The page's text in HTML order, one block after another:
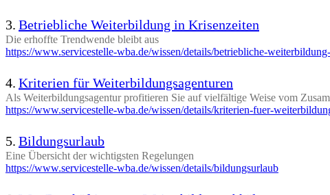
3. Betriebliche Weiterbildung in Krisenzeiten
Die erhoffte Trendwende bleibt aus
https://www.servicestelle-wba.de/wissen/details/betriebliche-
4. Kriterien für Weiterbildungsagenturen
Als Weiterbildungsagentur profitieren Sie auf vielfältige Weise vom
https://www.servicestelle-wba.de/wissen/details/kriterien-fuer-
5. Bildungsurlaub
Eine Übersicht der wichtigsten Regelungen
https://www.servicestelle-wba.de/wissen/details/bildungsurlaub